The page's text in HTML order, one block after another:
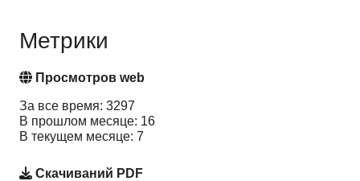
Метрики
Просмотров web
За все время: 3297
В прошлом месяце: 16
В текущем месяце: 7
Скачиваний PDF